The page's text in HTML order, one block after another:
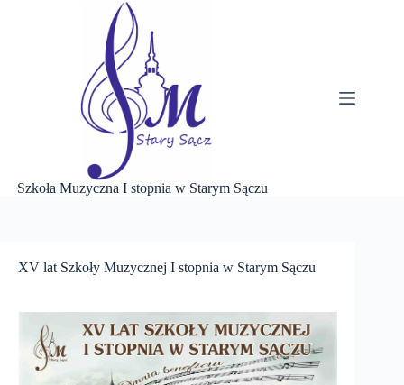
Szkoła Muzyczna I stopnia w Starym Sączu
XV lat Szkoły Muzycznej I stopnia w Starym Sączu